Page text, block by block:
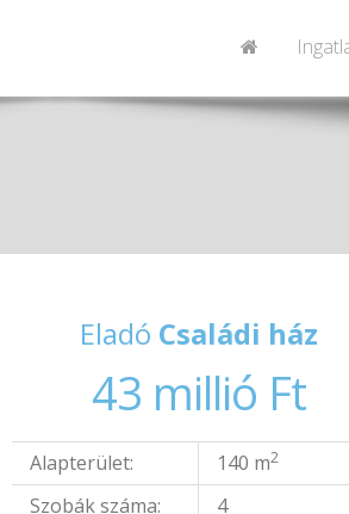
Eladó Családi ház
43 millió Ft
Alapterület: 140 m2
Szobák száma:
4